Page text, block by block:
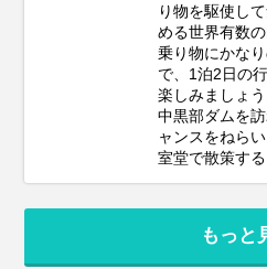
り物を駆使し
める世界有数
乗り物にかな
で、1泊2日の
楽しみましょ
中黒部ダムを
ャンスをねら
室堂で散策す
もっと